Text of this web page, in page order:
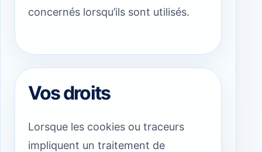
concernés lorsqu’ils sont utilisés.
Vos droits
Lorsque les cookies ou traceurs
impliquent un traitement de